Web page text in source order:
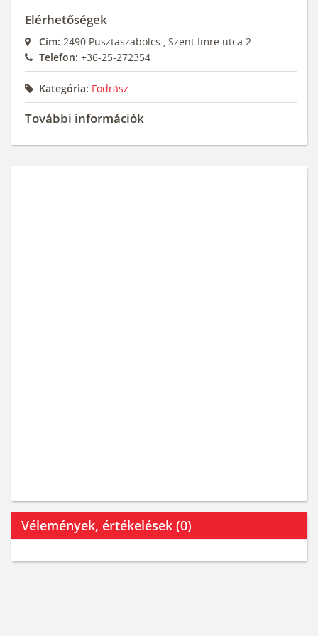
Elérhetőségek
Cím: 2490 Pusztaszabolcs , Szent Imre utca 2 .
Telefon: +36-25-272354
Kategória: Fodrász
További információk
Vélemények, értékelések (0)